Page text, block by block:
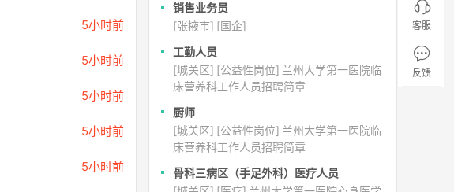
5小时前
5小时前
5小时前
5小时前
5小时前
销售业务员
[张掖市] [国企]
工勤人员
[城关区] [公益性岗位] 兰州大学第一医院临
床营养科工作人员招聘简章
厨师
[城关区] [公益性岗位] 兰州大学第一医院临
床营养科工作人员招聘简章
骨科三病区（手足外科）医疗人员
客服
反馈